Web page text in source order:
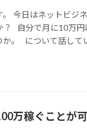
今日はネットビジ
？ 自分で月に10万円
か。 について話して
万稼ぐことが